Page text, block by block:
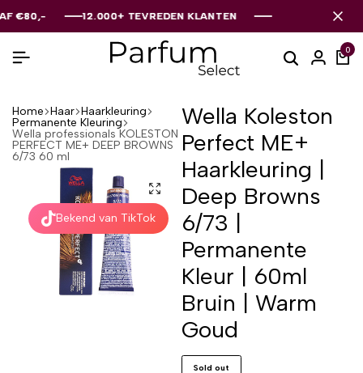
12.000+ TEVREDEN KLANTEN
12.000+ TEVREDEN KLANTEN
12.000+ TEVREDEN KLANTEN
0
Home Haar Haarkleuring
Permanente Kleuring
Wella professionals KOLESTON
PERFECT ME+ DEEP BROWNS
6/73 60 ml
Bekend van TikTok
Wella Koleston
Perfect ME+
Haarkleuring |
Deep Browns
6/73 |
Permanente
Kleur | 60ml
Bruin | Warm
Goud
Sold out